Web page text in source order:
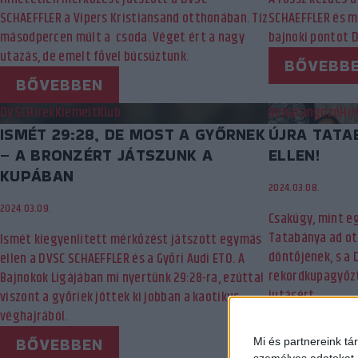
Mi és partnereink
SCHAEFFLER a Vipers Kristiansand otthonában. Tíz
másodpercen múlt a csoda. Véget ért a nagy
utazás, de emelt fővel búcsúztunk.
BŐVEBBEN
SCHAEFFLER
bajnoki pontot
DVSCHírekKiemeltKlub
ISMÉT 29:28, DE MOST A GYŐRNEK
– A BRONZÉRT JÁTSZUNK A
KUPÁBAN
2024.03.09.
Ismét kiegyenlített mérkőzést játszott egymás
ellen a DVSC SCHAEFFLER és a Győri Audi ETO. A
Bajnokok Ligájában mi nyertünk 29:28-ra, ezúttal
viszont a győriek jöttek ki jobban a kaotikus
véghajrából.
BŐVEBBEN
Beharangozó
ÚJRA
ELLEN!
2024.03.08.
Csakúgy, mint
Tatabánya ad
döntőjének, s a
jutásért.